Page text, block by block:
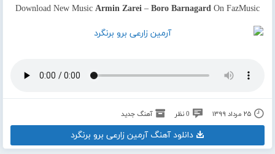
Download New Music Armin Zarei – Boro Barnagard On FazMusic
۲۵ مرداد ۱۳۹۹ 0 نظر آهنگ جدید
دانلود آهنگ آرمین زارعی برو برنگرد